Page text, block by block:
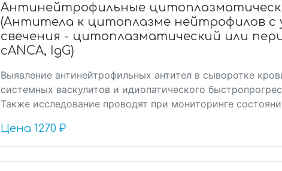
Антинейтрофильные
(Антитела к цитоплазме нейтрофилов с
свечения - цитоплазматический или
cANCA, IgG)
Выявление антинейтрофильных антител в сыворотке
системных васкулитов и идиопатического
Также исследование проводят при мониторинге
Цена 1270 ₽